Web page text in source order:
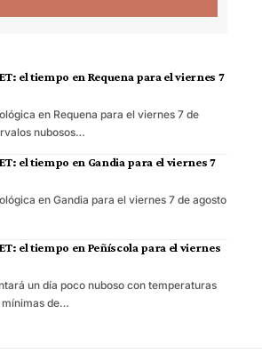
el tiempo en Requena para el viernes 7
en Requena para el viernes 7 de
nubosos…
el tiempo en Gandia para el viernes 7
en Gandia para el viernes 7 de agosto
el tiempo en Peñíscola para el viernes
un día poco nuboso con temperaturas
mínimas de…